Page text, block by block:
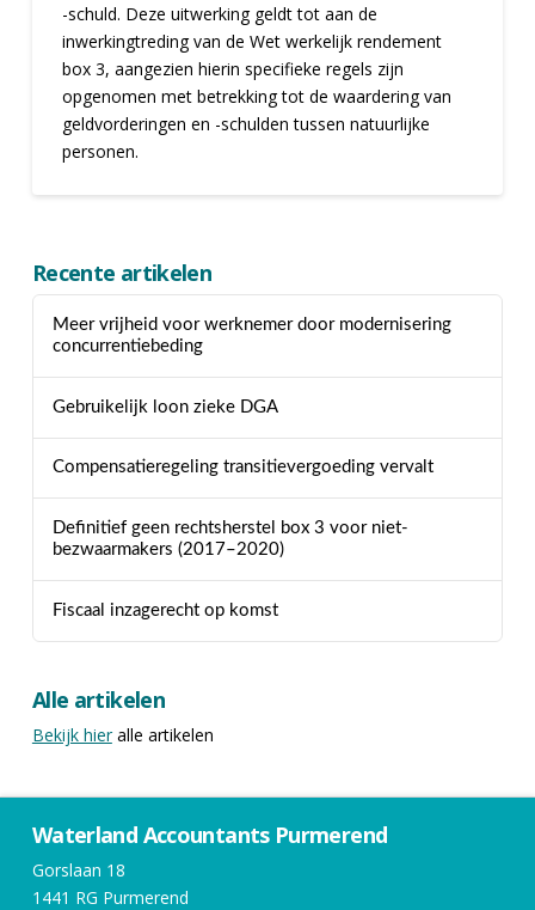
-schuld. Deze uitwerking geldt tot aan de
inwerkingtreding van de Wet werkelijk rendement
box 3, aangezien hierin specifieke regels zijn
opgenomen met betrekking tot de waardering van
geldvorderingen en -schulden tussen natuurlijke
personen.
Recente artikelen
Meer vrijheid voor werknemer door modernisering
concurrentiebeding
Gebruikelijk loon zieke DGA
Compensatieregeling transitievergoeding vervalt
Definitief geen rechtsherstel box 3 voor niet-
bezwaarmakers (2017–2020)
Fiscaal inzagerecht op komst
Alle artikelen
Bekijk hieralle artikelen
Waterland Accountants Purmerend
Gorslaan 18
1441 RG Purmerend